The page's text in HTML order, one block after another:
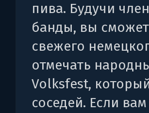
пива. Будучи
банды, вы
свежего
отмечать
Volksfest,
соседей. Если